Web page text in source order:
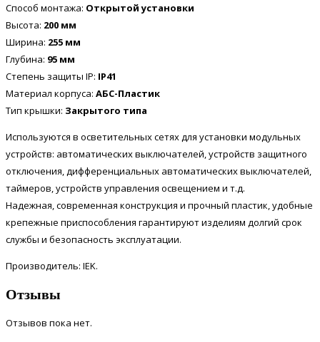
Способ монтажа: Открытой установки
Высота: 200 мм
Ширина: 255 мм
Глубина: 95 мм
Степень защиты IP: IP41
Материал корпуса: АБС-Пластик
Тип крышки: Закрытого типа
Используются в осветительных сетях для установки модульных
устройств: автоматических выключателей, устройств защитного
отключения, дифференциальных автоматических выключателей,
таймеров, устройств управления освещением и т.д.
Надежная, современная конструкция и прочный пластик, удобные
крепежные приспособления гарантируют изделиям долгий срок
службы и безопасность эксплуатации.
Производитель: IEK.
Отзывы
Отзывов пока нет.